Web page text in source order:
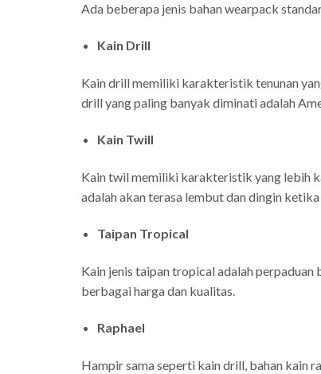
Ada beberapa jenis bahan wearpack
Kain Drill
Kain drill memiliki karakteristik tenunan
drill yang paling banyak diminati adalah
Kain Twill
Kain twil memiliki karakteristik yang lebih
adalah akan terasa lembut dan dingin
Taipan Tropical
Kain jenis taipan tropical adalah
berbagai harga dan kualitas.
Raphael
Hampir sama seperti kain drill, bahan kain